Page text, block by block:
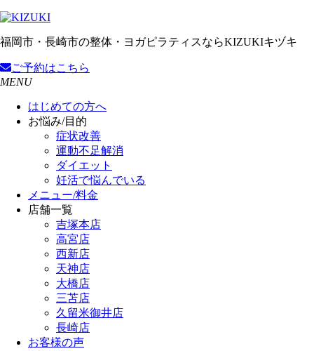
福岡市・長崎市の整体・ヨガピラティスならKIZUKIキヅキ
ご予約はこちら
MENU
はじめての方へ
お悩み/目的
症状改善
運動不足解消
ダイエット
妊活で悩んでいる
メニュー/料金
店舗一覧
吉塚本店
高宮店
西新店
天神店
大橋店
三苫店
久留米御井店
長崎店
お客様の声